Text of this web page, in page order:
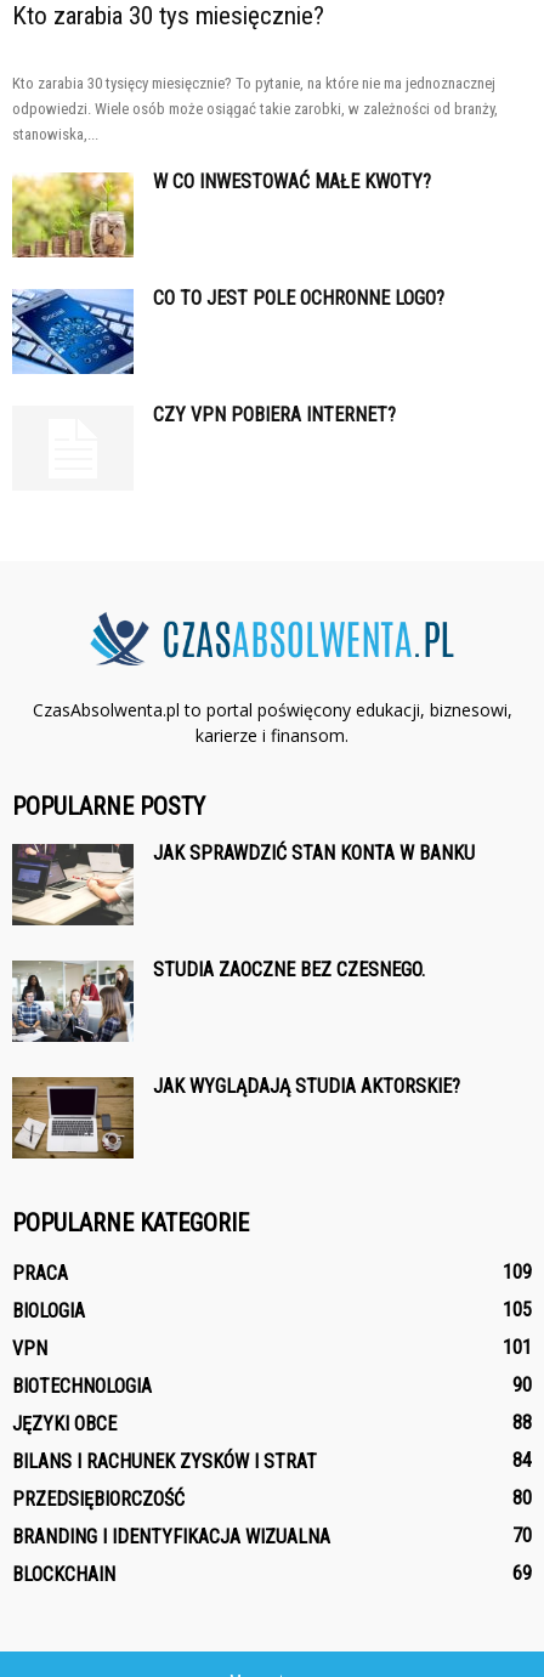
Kto zarabia 30 tys miesięcznie?
Kto zarabia 30 tysięcy miesięcznie? To pytanie, na które nie ma jednoznacznej
odpowiedzi. Wiele osób może osiągać takie zarobki, w zależności od branży,
stanowiska,...
W CO INWESTOWAĆ MAŁE KWOTY?
CO TO JEST POLE OCHRONNE LOGO?
CZY VPN POBIERA INTERNET?
CzasAbsolwenta.pl to portal poświęcony edukacji, biznesowi,
karierze i finansom.
POPULARNE POSTY
JAK SPRAWDZIĆ STAN KONTA W BANKU
STUDIA ZAOCZNE BEZ CZESNEGO.
JAK WYGLĄDAJĄ STUDIA AKTORSKIE?
POPULARNE KATEGORIE
PRACA
109
BIOLOGIA
105
VPN
101
BIOTECHNOLOGIA
90
JĘZYKI OBCE
88
BILANS I RACHUNEK ZYSKÓW I STRAT
84
PRZEDSIĘBIORCZOŚĆ
80
BRANDING I IDENTYFIKACJA WIZUALNA
70
BLOCKCHAIN
69